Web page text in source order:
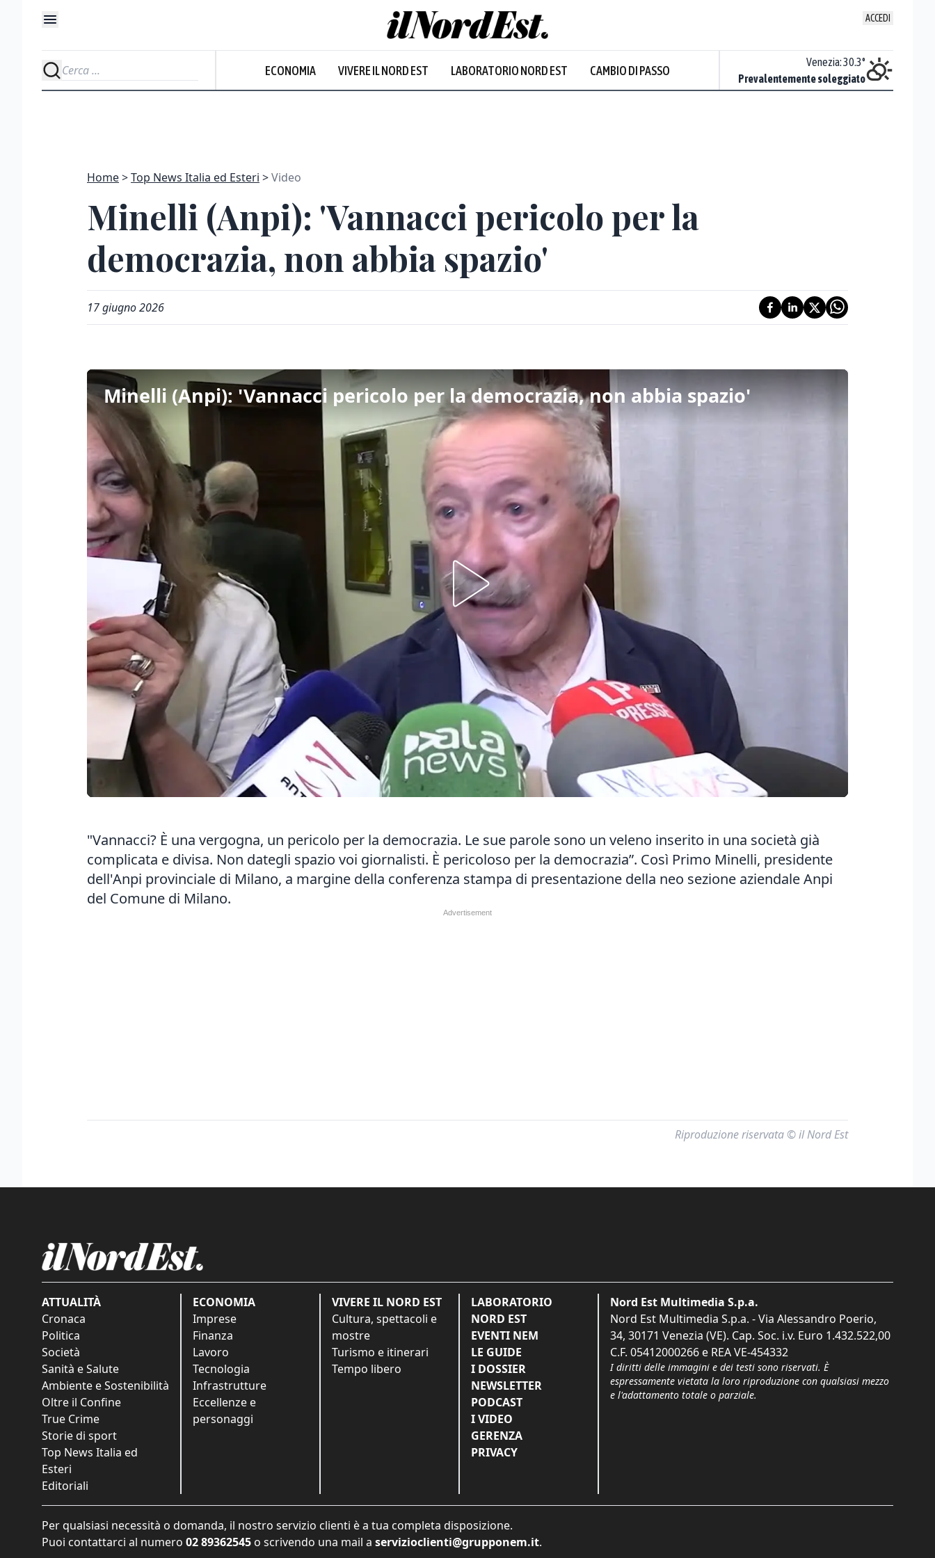
ACCEDI
ECONOMIA VIVERE IL NORD EST LABORATORIO NORD EST CAMBIO DI PASSO
Sereno
Venezia:30.3°
Prevalentemente soleggiato
Home Top News Italia ed Esteri Video
Minelli (Anpi): 'Vannacci pericolo per la
democrazia, non abbia spazio'
17 giugno 2026
Minelli (Anpi): 'Vannacci pericolo per la democrazia, non abbia spazio'
"Vannacci? È una vergogna, un pericolo per la democrazia. Le sue parole sono un veleno inserito in una società già
complicata e divisa. Non dategli spazio voi giornalisti. È pericoloso per la democrazia”. Così Primo Minelli, presidente
dell'Anpi provinciale di Milano, a margine della conferenza stampa di presentazione della neo sezione aziendale Anpi
del Comune di Milano.
Riproduzione riservata © il Nord Est
ATTUALITÀ
Cronaca
Politica
Società
Sanità e Salute
Ambiente e Sostenibilità
Oltre il Confine
True Crime
Storie di sport
Top News Italia ed
Esteri
Editoriali
ECONOMIA
Imprese
Finanza
Lavoro
Tecnologia
Infrastrutture
Eccellenze e
personaggi
VIVERE IL NORD EST
Cultura, spettacoli e
mostre
Turismo e itinerari
Tempo libero
LABORATORIO
NORD EST
EVENTI NEM
LE GUIDE
I DOSSIER
NEWSLETTER
PODCAST
I VIDEO
GERENZA
PRIVACY
Nord Est Multimedia S.p.a.
Nord Est Multimedia S.p.a. - Via Alessandro Poerio,
34, 30171 Venezia (VE). Cap. Soc. i.v. Euro 1.432.522,00
C.F. 05412000266 e REA VE-454332
I diritti delle immagini e dei testi sono riservati. È
espressamente vietata la loro riproduzione con qualsiasi mezzo
e l'adattamento totale o parziale.
Per qualsiasi necessità o domanda, il nostro servizio clienti è a tua completa disposizione.
Puoi contattarci al numero 02 89362545 o scrivendo una mail a servizioclienti@grupponem.it.